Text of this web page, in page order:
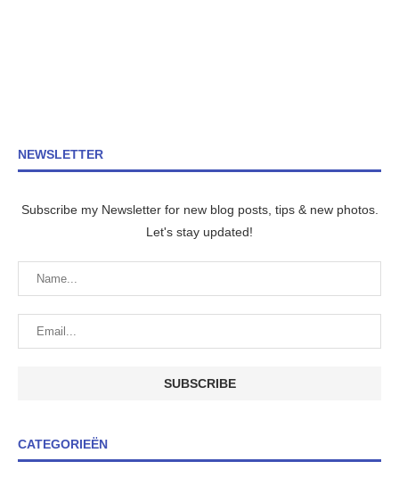
NEWSLETTER
Subscribe my Newsletter for new blog posts, tips & new photos.
Let's stay updated!
CATEGORIEËN